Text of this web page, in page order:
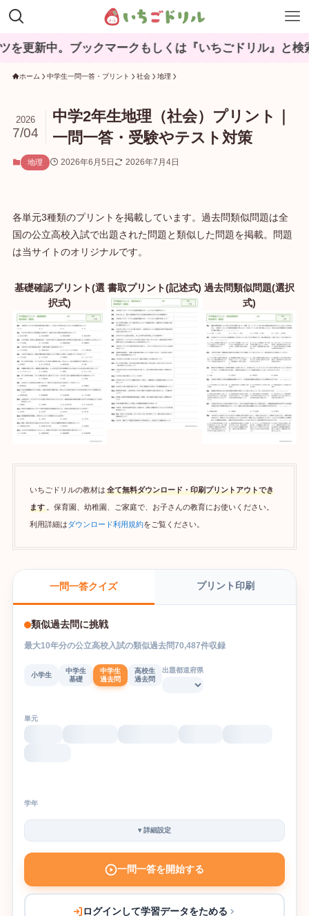
ブックマークもしくは『いちごドリル』と検索してね♪
ホーム 中学生一問一答・プリント 社会 地理
中学2年生地理（社会）プリント｜
一問一答・受験やテスト対策
2026
7/04
地理 2026年6月5日 2026年7月4日
各単元3種類のプリントを掲載しています。過去問類似問題は全
国の公立高校入試で出題された問題と類似した問題を掲載。問題
は当サイトのオリジナルです。
基礎確認プリント(選
択式)
書取プリント(記述式) 過去問類似問題(選択
式)
いちごドリルの教材は 全て無料ダウンロード・印刷プリントアウトでき
ます。保育園、幼稚園、ご家庭で、お子さんの教育にお使いください。
利用詳細はダウンロード利用規約をご覧ください。
一問一答クイズ プリント印刷
類似過去問に挑戦
最大10年分の公立高校入試の類似過去問70,487件収録
小学生
中学生
基礎
中学生
過去問
高校生
過去問
出題都道府県
単元
学年
▾詳細設定
一問一答を開始する
ログインして学習データをためる